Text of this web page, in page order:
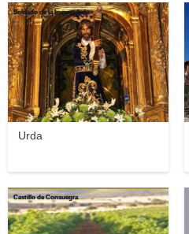
Urda
Soldado de la Immaculada
Castillo de Consuegra